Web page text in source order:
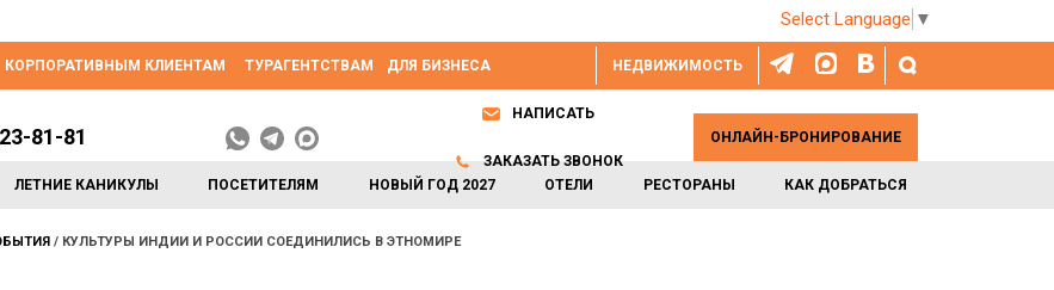
Select Language ▼
НЕДВИЖИМОСТЬ
КОРПОРАТИВНЫМ КЛИЕНТАМ ТУРАГЕНТСТВАМ ДЛЯ БИЗНЕСА
ЛЕТНИЕ КАНИКУЛЫ ПОСЕТИТЕЛЯМ НОВЫЙ ГОД 2027 ОТЕЛИ РЕСТОРАНЫ КАК ДОБРАТЬСЯ
81-81
НАПИСАТЬ
ЗАКАЗАТЬ ЗВОНОК
ОНЛАЙН-БРОНИРОВАНИЕ
КУЛЬТУРЫ ИНДИИ И РОССИИ СОЕДИНИЛИСЬ В ЭТНОМИРЕ